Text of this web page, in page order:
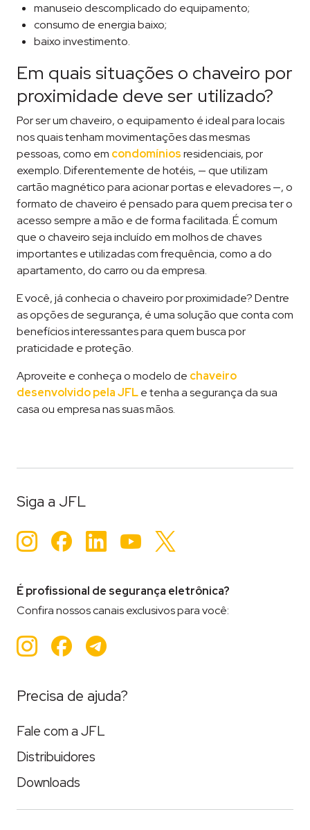
manuseio descomplicado do equipamento;
consumo de energia baixo;
baixo investimento.
Em quais situações o chaveiro por
proximidade deve ser utilizado?
Por ser um chaveiro, o equipamento é ideal para locais
nos quais tenham movimentações das mesmas
pessoas, como em condomíniosresidenciais, por
exemplo. Diferentemente de hotéis, — que utilizam
cartão magnético para acionar portas e elevadores —, o
formato de chaveiro é pensado para quem precisa ter o
acesso sempre a mão e de forma facilitada. É comum
que o chaveiro seja incluído em molhos de chaves
importantes e utilizadas com frequência, como a do
apartamento, do carro ou da empresa.
E você, já conhecia o chaveiro por proximidade? Dentre
as opções de segurança, é uma solução que conta com
benefícios interessantes para quem busca por
praticidade e proteção.
Aproveite e conheça o modelo de chaveiro
desenvolvido pela JFLe tenha a segurança da sua
casa ou empresa nas suas mãos.
Siga a JFL
Instagram
Facebook
LinkedInYouTube
É profissional de segurança eletrônica?
Confira nossos canais exclusivos para você:
Instagram
Facebook
Teleram
Precisa de ajuda?
Fale com a JFL
Distribuidores
Downloads